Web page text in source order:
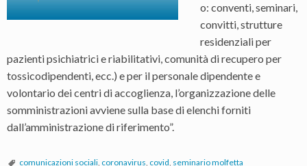
o: conventi, seminari,
convitti, strutture
residenziali per
pazienti psichiatrici e riabilitativi, comunità di recupero per
tossicodipendenti, ecc.) e per il personale dipendente e
volontario dei centri di accoglienza, l’organizzazione delle
somministrazioni avviene sulla base di elenchi forniti
dall’amministrazione di riferimento”.
comunicazioni sociali, coronavirus, covid, seminario molfetta